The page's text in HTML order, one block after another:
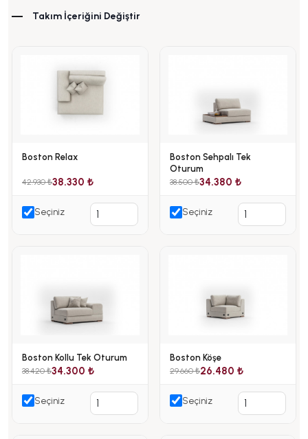
Takım İçeriğini Değiştir
Boston Relax
42.930 ₺38.330 ₺
Seçiniz
Boston Sehpalı Tek
Oturum
38.500 ₺34.380 ₺
Seçiniz
Boston Kollu Tek Oturum
38.420 ₺34.300 ₺
Seçiniz
Boston Köşe
29.660 ₺26.480 ₺
Seçiniz